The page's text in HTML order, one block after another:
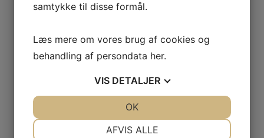
Gavekort
Paul & Shark
Casa Moda
Strik & Sweatshirts
Paul & Shark
samtykke til disse formål.
Læs mere om vores brug af cookies og
behandling af persondata her.
VIS DETALJER
AFVIS ALLE
OK